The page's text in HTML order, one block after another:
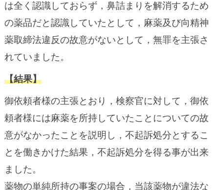
は全く認識しておらず，鼻詰まりを解消するため
の薬品だと認識していたとして，麻薬及び向精神
薬取締法違反の故意がないとして，無罪を主張さ
れていました。
【結果】
御依頼者様の主張とおり，検察官に対して，御依
頼者様には麻薬を所持していたことについての故
意がなかったことを説明し，不起訴処分とするこ
とを働きかけた結果，不起訴処分を得る事が出来
ました。
薬物の単純所持の事案の場合，当該薬物が違法な